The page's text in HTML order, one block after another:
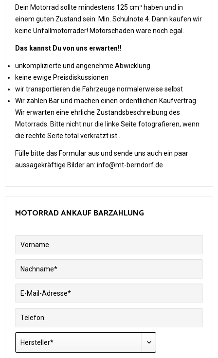
Dein Motorrad sollte mindestens 125 cm³ haben und in
einem guten Zustand sein. Min. Schulnote 4. Dann kaufen wir
keine Unfallmotorräder! Motorschaden wäre noch egal.
Das kannst Du von uns erwarten!!
unkomplizierte und angenehme Abwicklung
keine ewige Preisdiskussionen
wir transportieren die Fahrzeuge normalerweise selbst
Wir zahlen Bar und machen einen ordentlichen Kaufvertrag
Wir erwarten eine ehrliche Zustandsbeschreibung des
Motorrads. Bitte nicht nur die linke Seite fotografieren, wenn
die rechte Seite total verkratzt ist...
Fülle bitte das Formular aus und sende uns auch ein paar
aussagekräftige Bilder an: info@mt-berndorf.de
MOTORRAD ANKAUF BARZAHLUNG